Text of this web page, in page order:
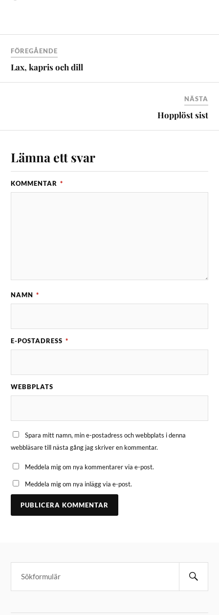
FÖREGÅENDE
Lax, kapris och dill
NÄSTA
Hopplöst sist
Lämna ett svar
KOMMENTAR *
NAMN *
E-POSTADRESS *
WEBBPLATS
Spara mitt namn, min e-postadress och webbplats i denna
webbläsare till nästa gång jag skriver en kommentar.
Meddela mig om nya kommentarer via e-post.
Meddela mig om nya inlägg via e-post.